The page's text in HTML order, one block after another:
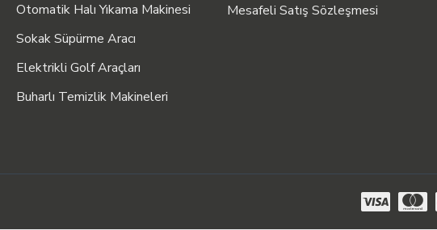
Otomatik Halı Yıkama Makinesi
Sokak Süpürme Aracı
Elektrikli Golf Araçları
Buharlı Temizlik Makineleri
Mesafeli Satış Sözleşmesi